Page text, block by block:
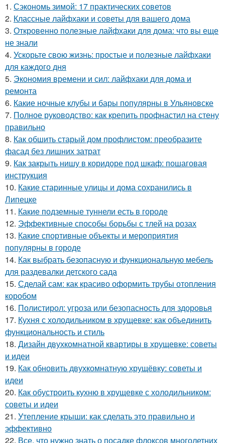
1. Сэкономь зимой: 17 практических советов
2. Классные лайфхаки и советы для вашего дома
3. Откровенно полезные лайфхаки для дома: что вы еще
не знали
4. Ускорьте свою жизнь: простые и полезные лайфхаки
для каждого дня
5. Экономия времени и сил: лайфхаки для дома и
ремонта
6. Какие ночные клубы и бары популярны в Ульяновске
7. Полное руководство: как крепить профнастил на стену
правильно
8. Как обшить старый дом профлистом: преобразите
фасад без лишних затрат
9. Как закрыть нишу в коридоре под шкаф: пошаговая
инструкция
10. Какие старинные улицы и дома сохранились в
Липецке
11. Какие подземные туннели есть в городе
12. Эффективные способы борьбы с тлей на розах
13. Какие спортивные объекты и мероприятия
популярны в городе
14. Как выбрать безопасную и функциональную мебель
для раздевалки детского сада
15. Сделай сам: как красиво оформить трубы отопления
коробом
16. Полистирол: угроза или безопасность для здоровья
17. Кухня с холодильником в хрущевке: как объединить
функциональность и стиль
18. Дизайн двухкомнатной квартиры в хрущевке: советы
и идеи
19. Как обновить двухкомнатную хрущёвку: советы и
идеи
20. Как обустроить кухню в хрущевке с холодильником:
советы и идеи
21. Утепление крыши: как сделать это правильно и
эффективно
22. Все, что нужно знать о посадке флоксов многолетних